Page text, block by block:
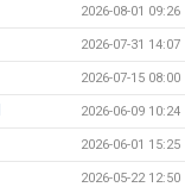
2026-08-01 09:26
2026-07-31 14:07
2026-07-15 08:00
2026-06-09 10:24
2026-06-01 15:25
2026-05-22 12:50